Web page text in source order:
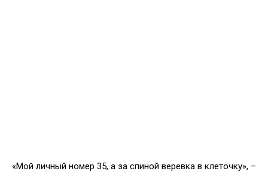
«Мой личный номер 35, а за спиной веревка в клеточку», –